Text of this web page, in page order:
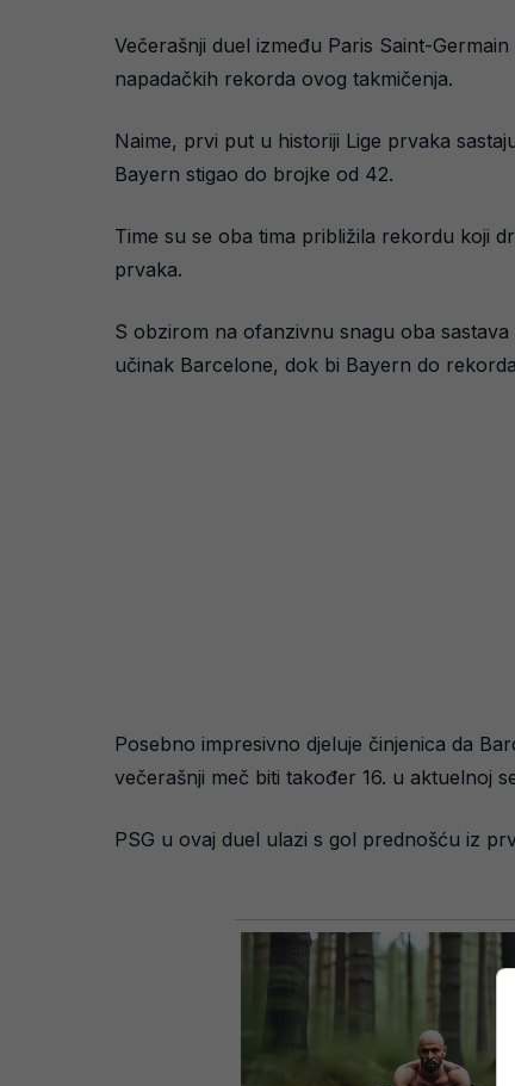
Večerašnji duel između Paris Saint-
napadačkih rekorda ovog takmičenja.
Naime, prvi put u historiji Lige prvaka
Bayern stigao do brojke od 42.
Time su se oba tima približila rekordu koji
prvaka.
S obzirom na ofanzivnu snagu oba
učinak Barcelone, dok bi Bayern do
Posebno impresivno djeluje činjenica da
večerašnji meč biti također 16. u aktuelnoj
PSG u ovaj duel ulazi s gol prednošću iz